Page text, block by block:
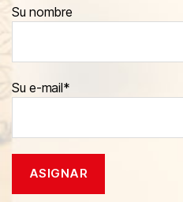
Su nombre
Su e-mail*